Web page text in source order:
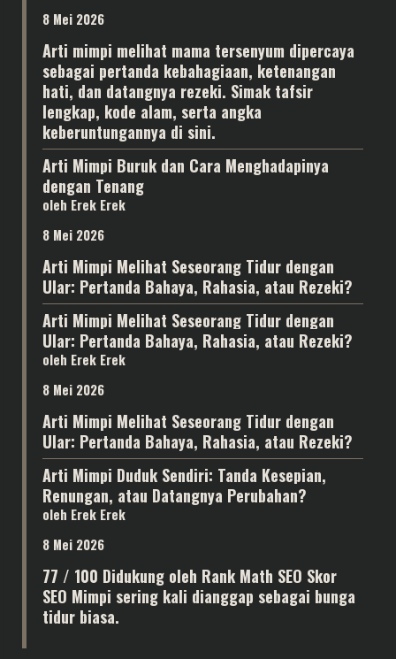
8 Mei 2026
Arti mimpi melihat mama tersenyum dipercaya
sebagai pertanda kebahagiaan, ketenangan
hati, dan datangnya rezeki. Simak tafsir
lengkap, kode alam, serta angka
keberuntungannya di sini.
Arti Mimpi Buruk dan Cara Menghadapinya
dengan Tenang
oleh Erek Erek
8 Mei 2026
Arti Mimpi Melihat Seseorang Tidur dengan
Ular: Pertanda Bahaya, Rahasia, atau Rezeki?
Arti Mimpi Melihat Seseorang Tidur dengan
Ular: Pertanda Bahaya, Rahasia, atau Rezeki?
oleh Erek Erek
8 Mei 2026
Arti Mimpi Melihat Seseorang Tidur dengan
Ular: Pertanda Bahaya, Rahasia, atau Rezeki?
Arti Mimpi Duduk Sendiri: Tanda Kesepian,
Renungan, atau Datangnya Perubahan?
oleh Erek Erek
8 Mei 2026
77 / 100 Didukung oleh Rank Math SEO Skor
SEO Mimpi sering kali dianggap sebagai bunga
tidur biasa.